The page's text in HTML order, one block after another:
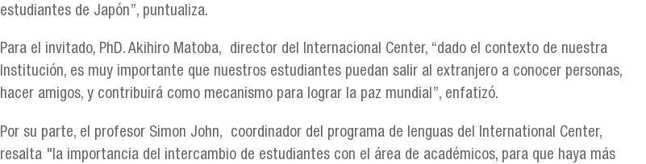
estudiantes de Japón”, puntualiza.
Para el invitado, PhD. Akihiro Matoba, director del Internacional Center, “dado el contexto de nuestra
Institución, es muy importante que nuestros estudiantes puedan salir al extranjero a conocer personas,
hacer amigos, y contribuirá como mecanismo para lograr la paz mundial”, enfatizó.
Por su parte, el profesor Simon John, coordinador del programa de lenguas del International Center,
resalta "la importancia del intercambio de estudiantes con el área de académicos, para que haya más